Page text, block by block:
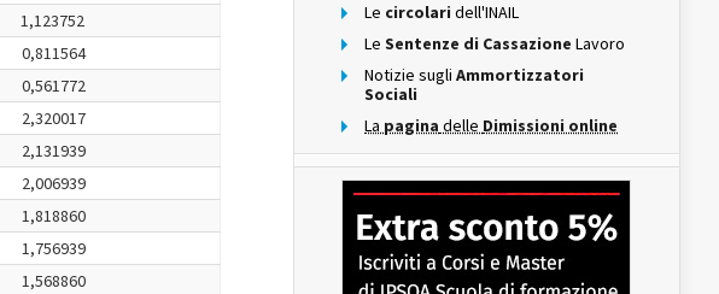
1,123752
0,811564
0,561772
2,320017
2,131939
2,006939
1,818860
1,756939
1,568860
Le circolari dell'INAIL
Le Sentenze di Cassazione Lavoro
Notizie sugli Ammortizzatori
Sociali
La pagina delle Dimissioni online